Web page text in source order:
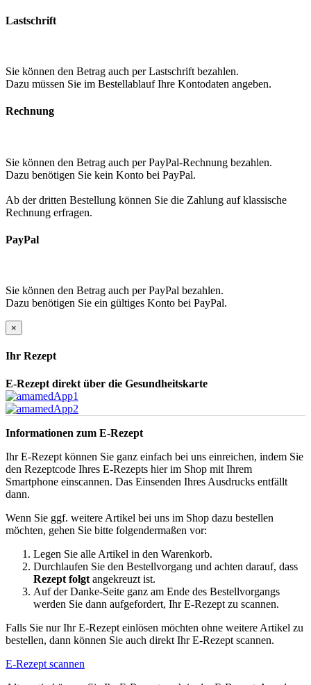
Lastschrift
Sie können den Betrag auch per Lastschrift bezahlen.
Dazu müssen Sie im Bestellablauf Ihre Kontodaten angeben.
Rechnung
Sie können den Betrag auch per PayPal-Rechnung bezahlen.
Dazu benötigen Sie kein Konto bei PayPal.
Ab der dritten Bestellung können Sie die Zahlung auf klassische
Rechnung erfragen.
PayPal
Sie können den Betrag auch per PayPal bezahlen.
Dazu benötigen Sie ein gültiges Konto bei PayPal.
×
Ihr Rezept
E-Rezept direkt über die Gesundheitskarte
Informationen zum E-Rezept
Ihr E-Rezept können Sie ganz einfach bei uns einreichen, indem Sie
den Rezeptcode Ihres E-Rezepts hier im Shop mit Ihrem
Smartphone einscannen. Das Einsenden Ihres Ausdrucks entfällt
dann.
Wenn Sie ggf. weitere Artikel bei uns im Shop dazu bestellen
möchten, gehen Sie bitte folgendermaßen vor:
Legen Sie alle Artikel in den Warenkorb.
Durchlaufen Sie den Bestellvorgang und achten darauf, dass
Rezept folgt angekreuzt ist.
Auf der Danke-Seite ganz am Ende des Bestellvorgangs
werden Sie dann aufgefordert, Ihr E-Rezept zu scannen.
Falls Sie nur Ihr E-Rezept einlösen möchten ohne weitere Artikel zu
bestellen, dann können Sie auch direkt Ihr E-Rezept scannen.
E-Rezept scannen